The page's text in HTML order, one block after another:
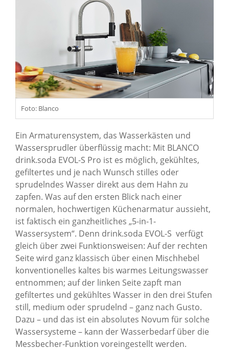
Foto: Blanco
Ein Armaturensystem, das Wasserkästen und
Wassersprudler überflüssig macht: Mit BLANCO
drink.soda EVOL-S Pro ist es möglich, gekühltes,
gefiltertes und je nach Wunsch stilles oder
sprudelndes Wasser direkt aus dem Hahn zu
zapfen. Was auf den ersten Blick nach einer
normalen, hochwertigen Küchenarmatur aussieht,
ist faktisch ein ganzheitliches „5-in-1-
Wassersystem“. Denn drink.soda EVOL-S verfügt
gleich über zwei Funktionsweisen: Auf der rechten
Seite wird ganz klassisch über einen Mischhebel
konventionelles kaltes bis warmes Leitungswasser
entnommen; auf der linken Seite zapft man
gefiltertes und gekühltes Wasser in den drei Stufen
still, medium oder sprudelnd – ganz nach Gusto.
Dazu – und das ist ein absolutes Novum für solche
Wassersysteme – kann der Wasserbedarf über die
Messbecher-Funktion voreingestellt werden.